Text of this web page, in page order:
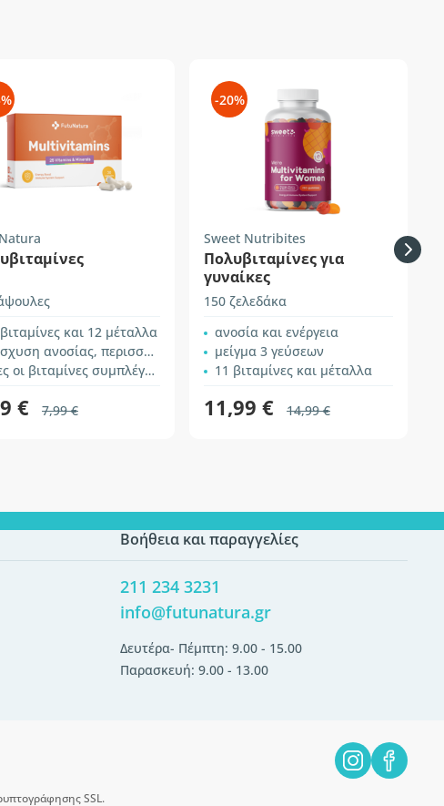
και 12 μέταλλα
ανοσίας, περισσότερη ενέργεια
οι βιταμίνες συμπλέγματος Β
€ 7,99 €
-20%
Sweet Nutribites
Πολυβιταμίνες για
γυναίκες
150 ζελεδάκα
ανοσία και ενέργεια
μείγμα 3 γεύσεων
11 βιταμίνες και μέταλλα
11,99 € 14,99 €
Βοήθεια και παραγγελίες
211 234 3231
info@futunatura.gr
Δευτέρα- Πέμπτη: 9.00 - 15.00
Παρασκευή: 9.00 - 13.00
SSL.